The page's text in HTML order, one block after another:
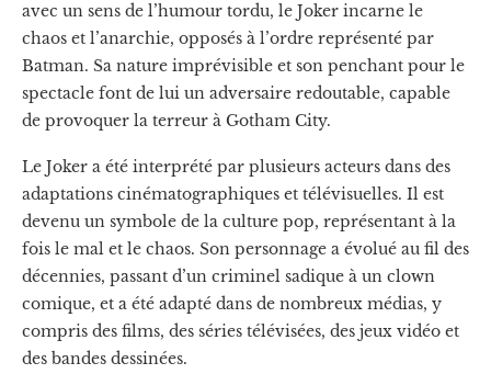
avec un sens de l’humour tordu, le Joker incarne le
chaos et l’anarchie, opposés à l’ordre représenté par
Batman. Sa nature imprévisible et son penchant pour le
spectacle font de lui un adversaire redoutable, capable
de provoquer la terreur à Gotham City.
Le Joker a été interprété par plusieurs acteurs dans des
adaptations cinématographiques et télévisuelles. Il est
devenu un symbole de la culture pop, représentant à la
fois le mal et le chaos. Son personnage a évolué au fil des
décennies, passant d’un criminel sadique à un clown
comique, et a été adapté dans de nombreux médias, y
compris des films, des séries télévisées, des jeux vidéo et
des bandes dessinées.